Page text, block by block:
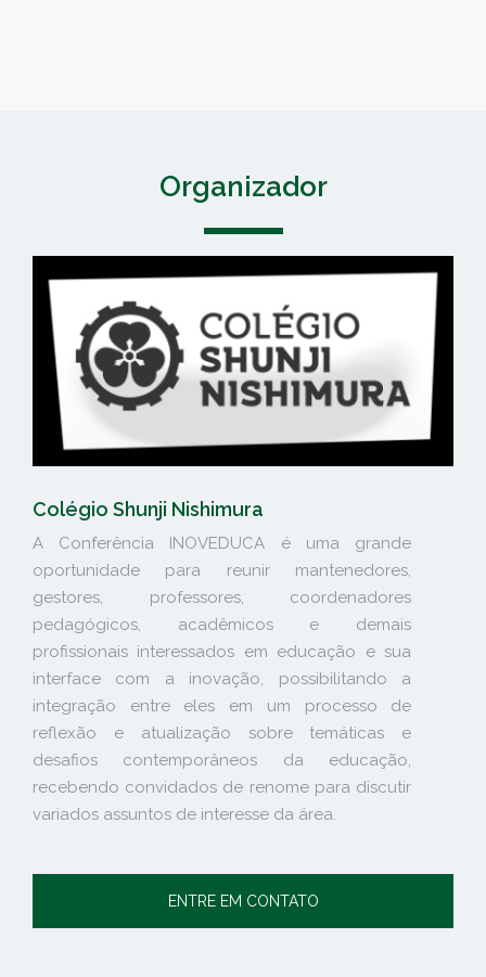
Organizador
Colégio Shunji Nishimura
A Conferência INOVEDUCA é uma grande
oportunidade para reunir mantenedores,
gestores, professores, coordenadores
pedagógicos, acadêmicos e demais
profissionais interessados em educação e sua
interface com a inovação, possibilitando a
integração entre eles em um processo de
reflexão e atualização sobre temáticas e
desafios contemporâneos da educação,
recebendo convidados de renome para discutir
variados assuntos de interesse da área.
ENTRE EM CONTATO